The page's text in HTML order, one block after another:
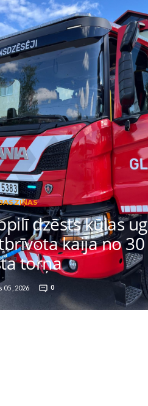
ZIŅAS
dzēsts kūlas
kaija no
torņa
05 , 2026 0